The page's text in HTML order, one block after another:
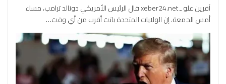
آفرين علو ـ xeber24.net قال الرئيس الأمريكي دونالد ترامب، مساء
أمس الجمعة، إن الولايات المتحدة باتت أقرب من أي وقت…